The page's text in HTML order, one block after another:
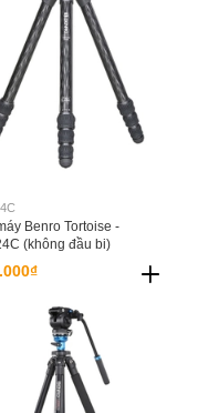
Benro Tortoise -
(không đầu bi)